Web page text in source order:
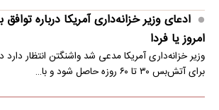
ادعای وزیر خزانه‌داری آمریکا درباره توافق
امروز یا فردا
وزیر خزانه‌داری آمریکا مدعی شد واشنگتن انتظار دارد
برای آتش‌بس ۳۰ تا ۶۰ روزه حاصل شود و با…